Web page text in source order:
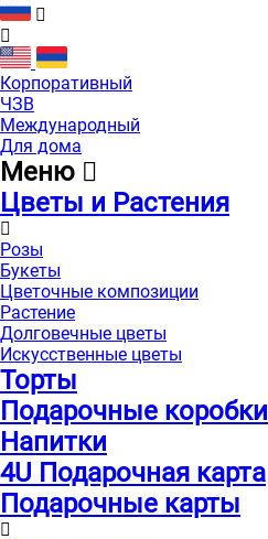
Корпоративный
ЧЗВ
Международный
Для дома
Меню
Цветы и Растения
Розы
Букеты
Цветочные композиции
Растение
Долговечные цветы
Искусственные цветы
Торты
Подарочные коробки
Напитки
4U Подарочная карта
Подарочные карты